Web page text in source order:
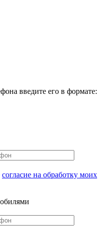
введите его в формате:
согласие на обработку моих